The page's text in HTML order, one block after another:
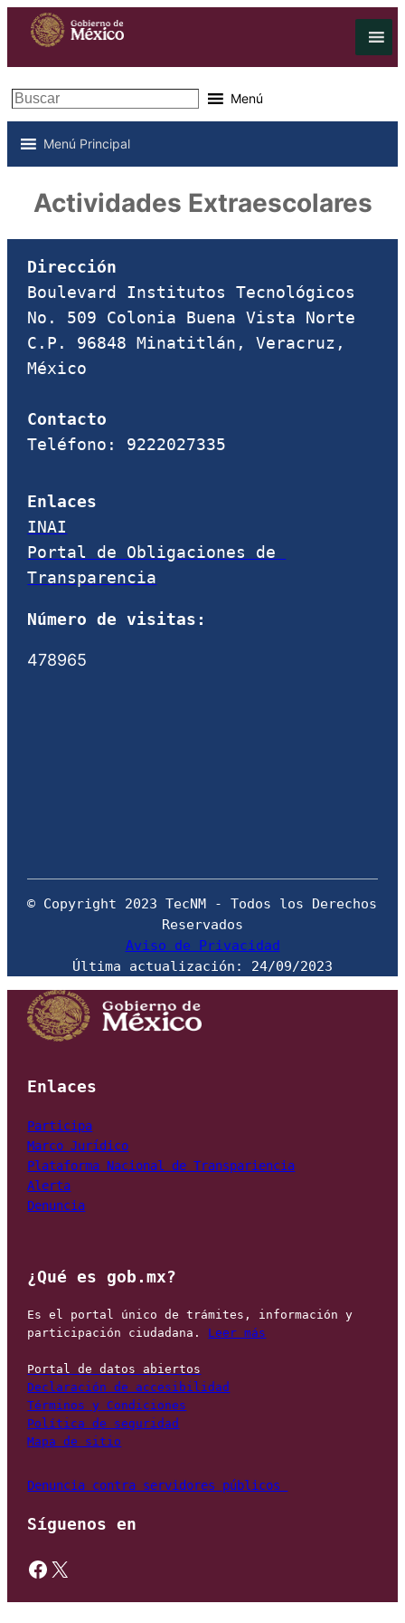
Buscar Menú
Menú Principal
Actividades Extraescolares
Dirección
Boulevard Institutos Tecnológicos
No. 509 Colonia Buena Vista Norte
C.P. 96848 Minatitlán, Veracruz,
México
Contacto
Teléfono: 9222027335
Enlaces
INAI
Portal de Obligaciones de
Transparencia
Número de visitas:
478965
© Copyright 2023 TecNM - Todos los Derechos
Aviso de Privacidad
Última actualización: 24/09/2023
Enlaces
Marco Jurídico
Plataforma Nacional de Transpariencia
Alerta
Denuncia
¿Qué es gob.mx?
Es el portal único de trámites, información y
participación ciudadana. Leer más
Portal de datos abiertos
Declaración de accesibilidad
Términos y Condiciones
Política de seguridad
Mapa de sitio
Denuncia contra servidores públicos
Síguenos en
https://www.facebook.com/gobmexico X